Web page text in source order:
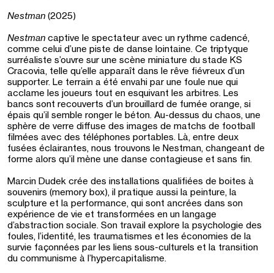
Nestman (2025)
Nestman captive le spectateur avec un rythme cadencé,
comme celui d’une piste de danse lointaine. Ce triptyque
surréaliste s’ouvre sur une scène miniature du stade KS
Cracovia, telle qu’elle apparaît dans le rêve fiévreux d’un
supporter. Le terrain a été envahi par une foule nue qui
acclame les joueurs tout en esquivant les arbitres. Les
bancs sont recouverts d’un brouillard de fumée orange, si
épais qu’il semble ronger le béton. Au-dessus du chaos, une
sphère de verre diffuse des images de matchs de football
filmées avec des téléphones portables. Là, entre deux
fusées éclairantes, nous trouvons le Nestman, changeant de
forme alors qu’il mène une danse contagieuse et sans fin.
Marcin Dudek crée des installations qualifiées de boites à
souvenirs (memory box), il pratique aussi la peinture, la
sculpture et la performance, qui sont ancrées dans son
expérience de vie et transformées en un langage
d’abstraction sociale. Son travail explore la psychologie des
foules, l’identité, les traumatismes et les économies de la
survie façonnées par les liens sous-culturels et la transition
du communisme à l’hypercapitalisme.